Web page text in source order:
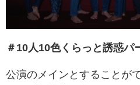
＃10人10色くらっと誘惑パ
公演のメインとすることが